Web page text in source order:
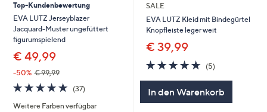
Top-Kundenbewertung
EVA LUTZ Jerseyblazer
Jacquard-Muster ungefüttert
figurumspielend
€ 49,99
-50% € 99,99
4.7
von
5
(37)37
Weitere Farben verfügbar
SALE
EVA LUTZ Kleid mit Bindegürtel
Knopfleiste leger weit
€ 39,99
4.6
von
(5)5
In den Warenkorb